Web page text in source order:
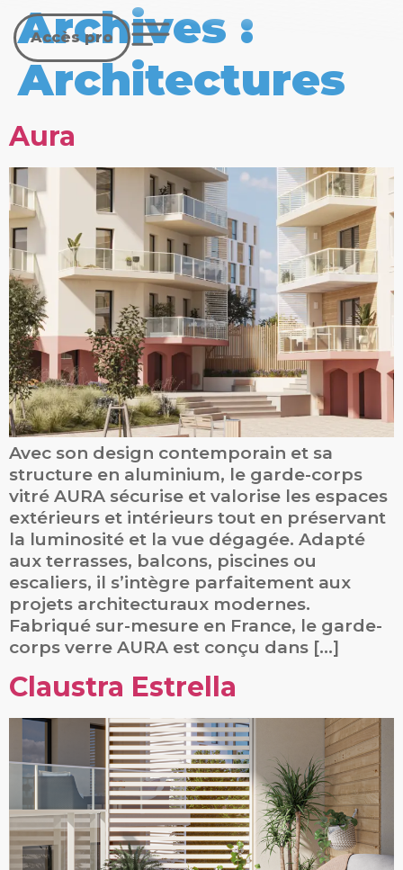
Accès pro
Archives :
Architectures
Aura
Avec son design contemporain et sa
structure en aluminium, le garde-corps
vitré AURA sécurise et valorise les espaces
extérieurs et intérieurs tout en préservant
la luminosité et la vue dégagée. Adapté
aux terrasses, balcons, piscines ou
escaliers, il s’intègre parfaitement aux
projets architecturaux modernes.
Fabriqué sur-mesure en France, le garde-
corps verre AURA est conçu dans […]
Claustra Estrella